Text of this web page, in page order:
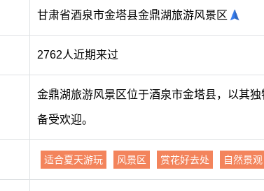
甘肃省酒泉市金塔县金鼎湖旅游风景区
2762人近期来过
金鼎湖旅游风景区位于酒泉市金塔县，以其
备受欢迎。
适合夏天游玩 风景区 赏花好去处 自然景观